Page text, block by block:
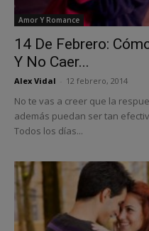
Amor Y Romance
14 De Febrero:
Y No Caer...
Alex Vidal 12 febrero, 2014
No te vas a creer que la
además puedan ser tan
Todos los días...